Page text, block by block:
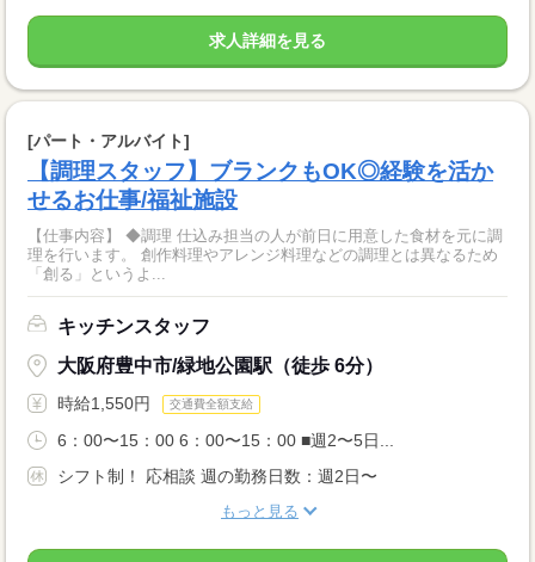
求人詳細を見る
[パート・アルバイト]
【調理スタッフ】ブランクもOK◎経験を活か
せるお仕事/福祉施設
【仕事内容】 ◆調理 仕込み担当の人が前日に用意した食材を元に調
理を行います。 創作料理やアレンジ料理などの調理とは異なるため
「創る」というよ...
キッチンスタッフ
大阪府豊中市/緑地公園駅（徒歩 6分）
時給1,550円 交通費全額支給
6：00〜15：00 6：00〜15：00 ■週2〜5日...
シフト制！ 応相談 週の勤務日数：週2日〜
もっと見る